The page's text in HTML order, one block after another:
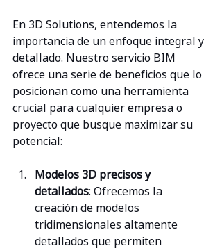
En 3D Solutions, entendemos la
importancia de un enfoque integral y
detallado. Nuestro servicio BIM
ofrece una serie de beneficios que lo
posicionan como una herramienta
crucial para cualquier empresa o
proyecto que busque maximizar su
potencial:
Modelos 3D precisos y
detallados: Ofrecemos la
creación de modelos
tridimensionales altamente
detallados que permiten